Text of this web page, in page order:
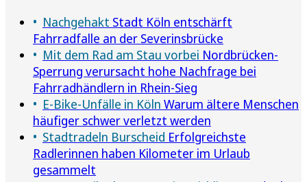
Nachgehakt Stadt Köln entschärft
Fahrradfalle an der Severinsbrücke
Mit dem Rad am Stau vorbei Nordbrücken-
Sperrung verursacht hohe Nachfrage bei
Fahrradhändlern in Rhein-Sieg
E-Bike-Unfälle in Köln Warum ältere Menschen
häufiger schwer verletzt werden
Stadtradeln Burscheid Erfolgreichste
Radlerinnen haben Kilometer im Urlaub
gesammelt